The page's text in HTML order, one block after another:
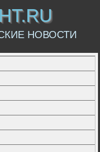
НОВОСТИ